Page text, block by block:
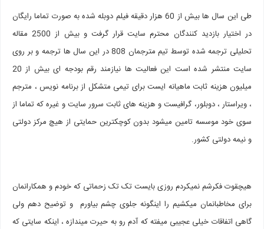
طی این سال ها بیش از 60 هزار دقیقه فیلم دوبله شده به صورت تماما رایگان
در اختیار بازدید کنندگان محترم سایت قرار گرفت و بیش از 2500 مقاله
تحلیلی ترجمه شده توسط تیم مترجمان 808 در این سال ها ترجمه و بر روی
سایت منتشر شده است این فعالیت ها نیازمند رقم بودجه ای بیش از 20
میلیون هزینه ثابت ماهیانه ایست برای تیمی متشکل از برنامه نویس ، مترجم
، ویراستار ، دوبلور، گرافیست و هزینه های ثابت سرور سایت و غیره که تماما از
سوی خود موسسه تامین میشود بدون کوچکترین حمایتی از هیچ مرکز دولتی
و نیمه دولتی کشور.
هیچقوت فکرشم نمیکردم روزی بایست تک تک زحماتی که خودم و همکارانمان
برای مخاطبانمان میکشیم را اینگونه جلوی چشم بیاورم و توضیح دهم ولی
گاهی اتفاقات خیلی عجیبی میفته که آدم رو به حیرت میندازه ، اینکه سایتی که